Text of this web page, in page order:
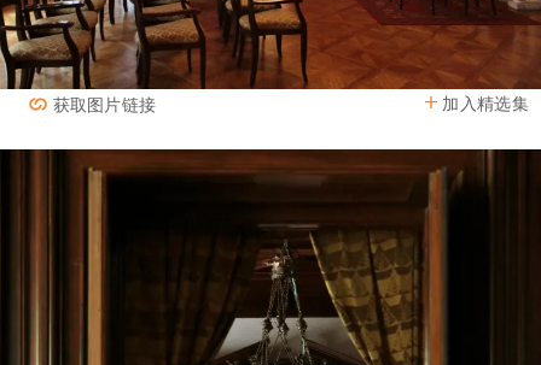
加入精选集
获取图片链接